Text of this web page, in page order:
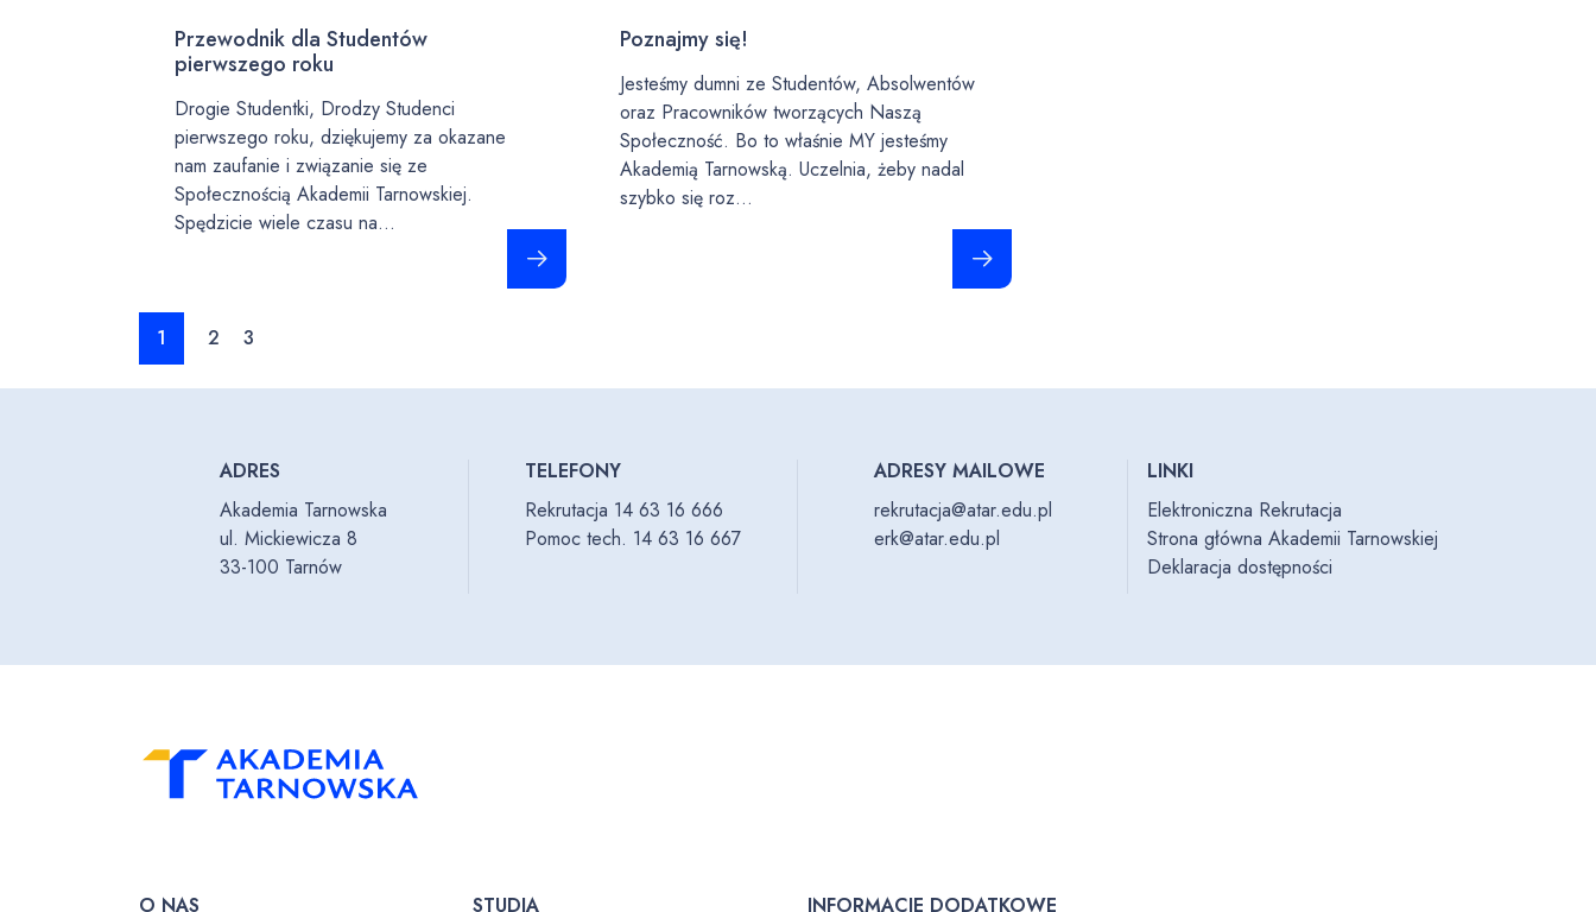
Przewodnik dla Studentów
pierwszego roku
Drogie Studentki, Drodzy Studenci
pierwszego roku, dziękujemy za okazane
nam zaufanie i związanie się ze
Społecznością Akademii Tarnowskiej.
Spędzicie wiele czasu na...
Poznajmy się!
Jesteśmy dumni ze Studentów, Absolwentów
oraz Pracowników tworzących Naszą
Społeczność. Bo to właśnie MY jesteśmy
Akademią Tarnowską. Uczelnia, żeby nadal
szybko się roz...
1 2 3
ADRES
Akademia Tarnowska
ul. Mickiewicza 8
33-100 Tarnów
TELEFONY
Rekrutacja 14 63 16 666
Pomoc tech. 14 63 16 667
ADRESY MAILOWE
rekrutacja@atar.edu.pl
erk@atar.edu.pl
LINKI
Elektroniczna Rekrutacja
Strona główna Akademii Tarnowskiej
Deklaracja dostępności
O NAS STUDIA INFORMACJE DODATKOWE